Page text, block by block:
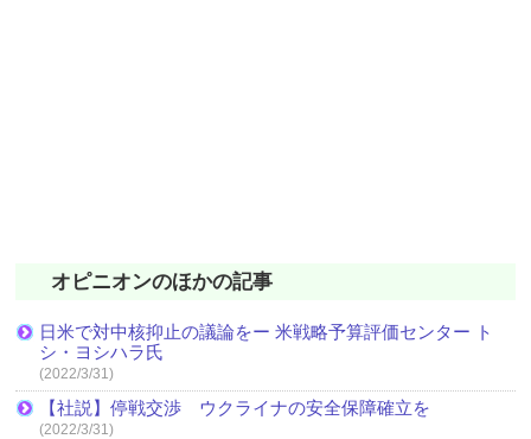
オピニオンのほかの記事
日米で対中核抑止の議論をー 米戦略予算評価センター ト
シ・ヨシハラ氏
(2022/3/31)
【社説】停戦交渉 ウクライナの安全保障確立を
(2022/3/31)